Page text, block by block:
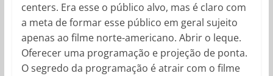
centers. Era esse o público alvo, mas é claro com
a meta de formar esse público em geral sujeito
apenas ao filme norte-americano. Abrir o leque.
Oferecer uma programação e projeção de ponta.
O segredo da programação é atrair com o filme